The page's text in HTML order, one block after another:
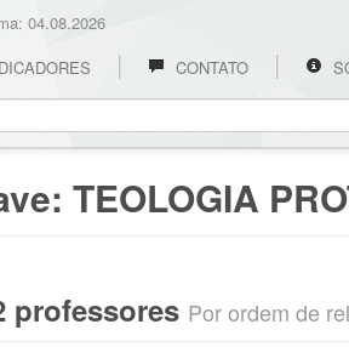
04.08.2026
CONTATO
TEOLOGIA
professores Por ordem de